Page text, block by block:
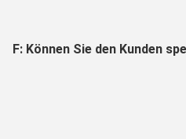
F: Können Sie den Kunden